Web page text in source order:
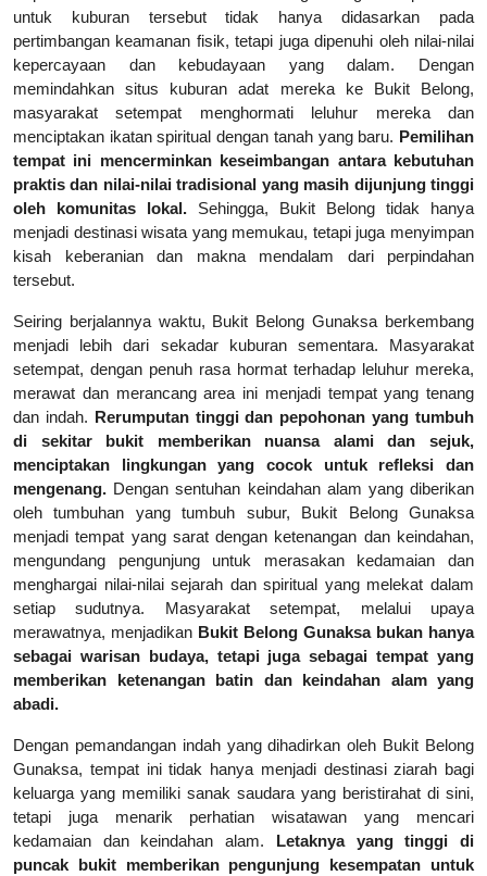
untuk kuburan tersebut tidak hanya didasarkan pada
pertimbangan keamanan fisik, tetapi juga dipenuhi oleh nilai-nilai
kepercayaan dan kebudayaan yang dalam. Dengan
memindahkan situs kuburan adat mereka ke Bukit Belong,
masyarakat setempat menghormati leluhur mereka dan
menciptakan ikatan spiritual dengan tanah yang baru. Pemilihan
tempat ini mencerminkan keseimbangan antara kebutuhan
praktis dan nilai-nilai tradisional yang masih dijunjung tinggi
oleh komunitas lokal. Sehingga, Bukit Belong tidak hanya
menjadi destinasi wisata yang memukau, tetapi juga menyimpan
kisah keberanian dan makna mendalam dari perpindahan
tersebut.
Seiring berjalannya waktu, Bukit Belong Gunaksa berkembang
menjadi lebih dari sekadar kuburan sementara. Masyarakat
setempat, dengan penuh rasa hormat terhadap leluhur mereka,
merawat dan merancang area ini menjadi tempat yang tenang
dan indah. Rerumputan tinggi dan pepohonan yang tumbuh
di sekitar bukit memberikan nuansa alami dan sejuk,
menciptakan lingkungan yang cocok untuk refleksi dan
mengenang. Dengan sentuhan keindahan alam yang diberikan
oleh tumbuhan yang tumbuh subur, Bukit Belong Gunaksa
menjadi tempat yang sarat dengan ketenangan dan keindahan,
mengundang pengunjung untuk merasakan kedamaian dan
menghargai nilai-nilai sejarah dan spiritual yang melekat dalam
setiap sudutnya. Masyarakat setempat, melalui upaya
merawatnya, menjadikan Bukit Belong Gunaksa bukan hanya
sebagai warisan budaya, tetapi juga sebagai tempat yang
memberikan ketenangan batin dan keindahan alam yang
abadi.
Dengan pemandangan indah yang dihadirkan oleh Bukit Belong
Gunaksa, tempat ini tidak hanya menjadi destinasi ziarah bagi
keluarga yang memiliki sanak saudara yang beristirahat di sini,
tetapi juga menarik perhatian wisatawan yang mencari
kedamaian dan keindahan alam.
Letaknya yang tinggi di
puncak bukit memberikan pengunjung kesempatan untuk